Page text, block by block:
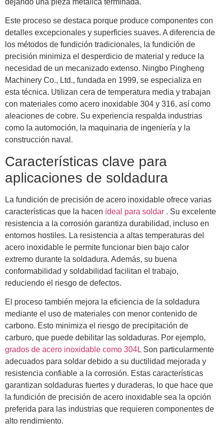
dejando una pieza metálica terminada.
Este proceso se destaca porque produce componentes con
detalles excepcionales y superficies suaves. A diferencia de
los métodos de fundición tradicionales, la fundición de
precisión minimiza el desperdicio de material y reduce la
necesidad de un mecanizado extenso. Ningbo Pingheng
Machinery Co., Ltd., fundada en 1999, se especializa en
esta técnica. Utilizan cera de temperatura media y trabajan
con materiales como acero inoxidable 304 y 316, así como
aleaciones de cobre. Su experiencia respalda industrias
como la automoción, la maquinaria de ingeniería y la
construcción naval.
Características clave para
aplicaciones de soldadura
La fundición de precisión de acero inoxidable ofrece varias
características que la hacen ideal para soldar . Su excelente
resistencia a la corrosión garantiza durabilidad, incluso en
entornos hostiles. La resistencia a altas temperaturas del
acero inoxidable le permite funcionar bien bajo calor
extremo durante la soldadura. Además, su buena
conformabilidad y soldabilidad facilitan el trabajo,
reduciendo el riesgo de defectos.
El proceso también mejora la eficiencia de la soldadura
mediante el uso de materiales con menor contenido de
carbono. Esto minimiza el riesgo de precipitación de
carburo, que puede debilitar las soldaduras. Por ejemplo,
grados de acero inoxidable como 304L Son particularmente
adecuados para soldar debido a su ductilidad mejorada y
resistencia confiable a la corrosión. Estas características
garantizan soldaduras fuertes y duraderas, lo que hace que
la fundición de precisión de acero inoxidable sea la opción
preferida para las industrias que requieren componentes de
alto rendimiento.